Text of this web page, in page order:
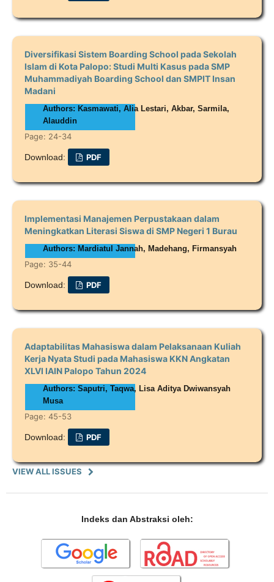
Diversifikasi Sistem Boarding School pada Sekolah
Islam di Kota Palopo: Studi Multi Kasus pada SMP
Muhammadiyah Boarding School dan SMPIT Insan
Madani
Authors: Kasmawati, Alia Lestari, Akbar, Sarmila,
Alauddin
Page: 24-34
Download: PDF
Implementasi Manajemen Perpustakaan dalam
Meningkatkan Literasi Siswa di SMP Negeri 1 Burau
Authors: Mardiatul Jannah, Madehang, Firmansyah
Page: 35-44
Download: PDF
Adaptabilitas Mahasiswa dalam Pelaksanaan Kuliah
Kerja Nyata Studi pada Mahasiswa KKN Angkatan
XLVI IAIN Palopo Tahun 2024
Authors: Saputri, Taqwa, Lisa Aditya Dwiwansyah
Musa
Page: 45-53
Download: PDF
VIEW ALL ISSUES
Indeks dan Abstraksi oleh: